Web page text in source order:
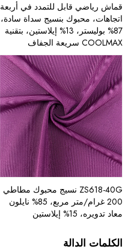
قماش رياضي قابل للتمدد في أربعة
اتجاهات، محبوك بنسيج سداة سادة،
87% بوليستر، 13% إيلاستين، بتقنية
COOLMAX سريعة الجفاف
ZS618-40G نسيج محبوك مطاطي
200 غرام/متر مربع، 85% نايلون
معاد تدويره، 15% إيلاستين
الكلمات الدالة